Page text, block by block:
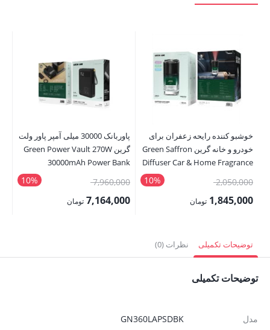
خوشبو کننده رایحه زعفران برای
خودرو و خانه گرین Green Saffron
Diffuser Car & Home Fragrance
10% 2,050,000قیمت
اصلی:1,845,000 تومان
1,845,000 تومان.
پاوربانک 30000 میلی آمپر پاور ولت
گرین Green Power Vault 270W
30000mAh Power Bank
10% 7,960,000قیمت
اصلی:7,164,000 تومان
توضیحات تکمیلی نظرات (0)
توضیحات تکمیلی
مدل GN360LAPSDBK